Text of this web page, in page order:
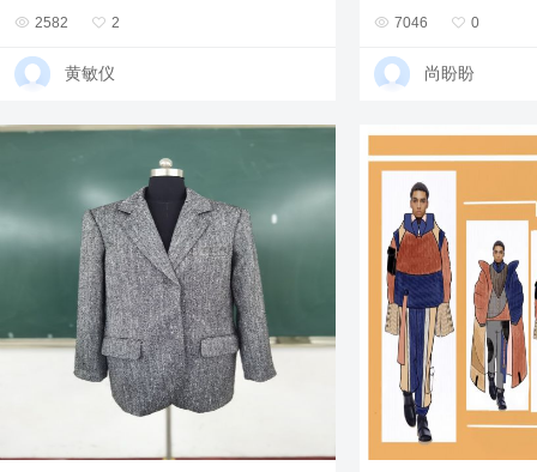
 2582  2
黄敏仪
 7046  0
尚盼盼